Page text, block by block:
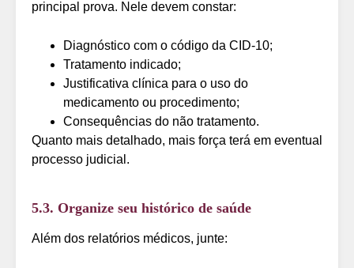
principal prova. Nele devem constar:
Diagnóstico com o código da CID-10;
Tratamento indicado;
Justificativa clínica para o uso do
medicamento ou procedimento;
Consequências do não tratamento.
Quanto mais detalhado, mais força terá em eventual
processo judicial.
5.3. Organize seu histórico de saúde
Além dos relatórios médicos, junte: